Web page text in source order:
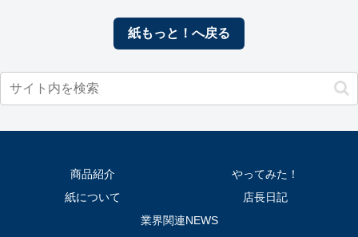
紙もっと！へ戻る
商品紹介
やってみた！
紙について
店長日記
業界関連NEWS